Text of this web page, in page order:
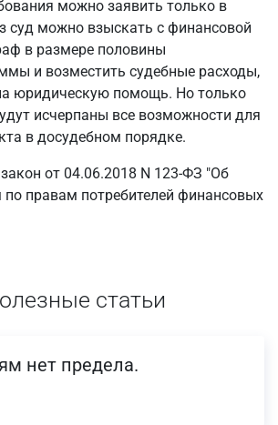
можно заявить только в
суд можно взыскать с финансовой
в размере половины
и возместить судебные расходы,
юридическую помощь. Но только
исчерпаны все возможности для
в досудебном порядке.
от 04.06.2018 N 123-ФЗ "Об
правам потребителей финансовых
статьи
нет предела.